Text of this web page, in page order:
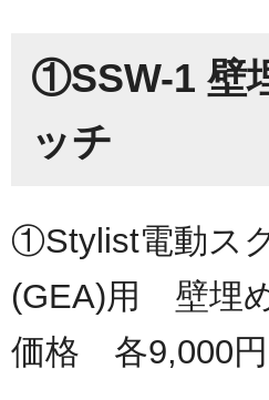
①SSW-1 壁
ッチ
①Stylist電動ス
(GEA)用 壁埋
価格 各9,000円